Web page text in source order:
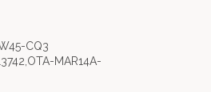
CQ3
MAR14A-